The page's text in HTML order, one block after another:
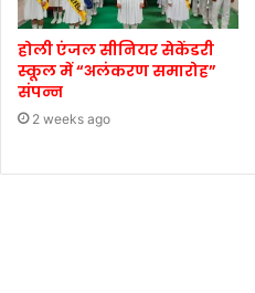
होली एंजल सीनियर सेकेंडरी
स्कूल में “अलंकरण समारोह”
संपन्न
2 weeks ago